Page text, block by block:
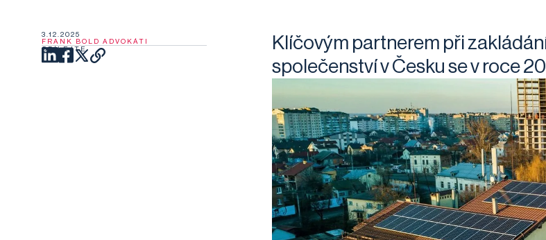
3.12.2025
FRANK BOLD ADVOKÁTI
SDÍLEJTE
Klíčovým partnerem při
společenství v Česku se v roce